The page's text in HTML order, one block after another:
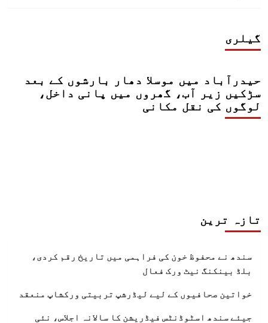
گیلری
حیدرآباد میں موسلا دھار بارشوں کے بعد
سڑکیں زیر آب، گھروں میں پانی داخل،
لوگوں کی نقل مکانی
تازہ ترین
سندھ نے محفوظ خون کی فراہمی میں تاریخ رقم کردی،
بلڈ بینکنگ نیٹ ورک فعال
خواتین صحافیوں کے لیے لیڈرشپ تربیتی ورکشاپ منعقد
جیئے سندھ اسٹوڈنٹس فیڈریشن کا سالانہ اجلاس، نئی